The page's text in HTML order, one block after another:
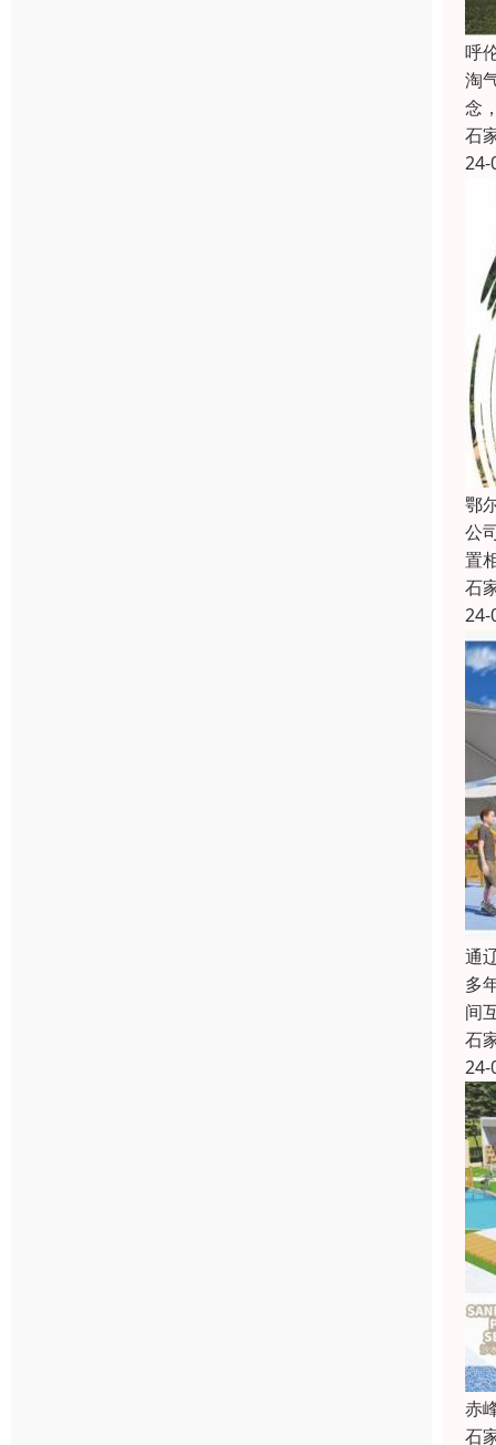
呼
淘
念
石
24-
鄂
公
置
石
24-
通
多
间
石
24-
赤
石